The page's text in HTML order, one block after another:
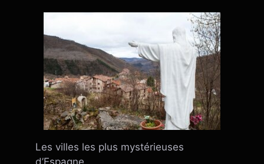
Les villes les plus mystérieuses
d’Espagne